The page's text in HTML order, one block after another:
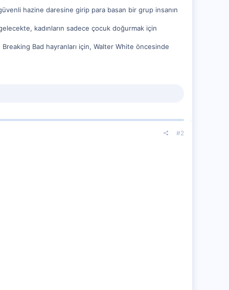
hazine daresine girip para basan bir grup insanın
kadınların sadece çocuk doğurmak için
Bad hayranları için, Walter White öncesinde
#2